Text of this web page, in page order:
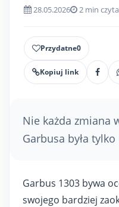
28.05.2026 2 min
Przydatne0
Kopiuj link
Nie każda zmiana
Garbusa była
Garbus 1303 bywa
swojego bardziej